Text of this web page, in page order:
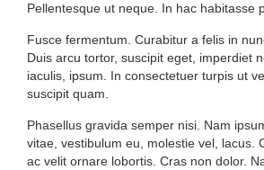
Pellentesque ut neque. In hac habitasse
Fusce fermentum. Curabitur a felis in
Duis arcu tortor, suscipit eget, imperdiet
iaculis, ipsum. In consectetuer turpis ut
suscipit quam.
Phasellus gravida semper nisi. Nam
vitae, vestibulum eu, molestie vel, lacus.
ac velit ornare lobortis. Cras non dolor.